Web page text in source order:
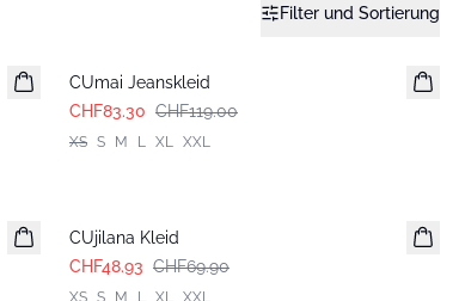
Filter und Sortierung
CUmai Jeanskleid
CHF83.30 CHF119.00
XS S M L XL XXL
CUjilana Kleid
CHF48.93 CHF69.90
XS S M L XL XXL